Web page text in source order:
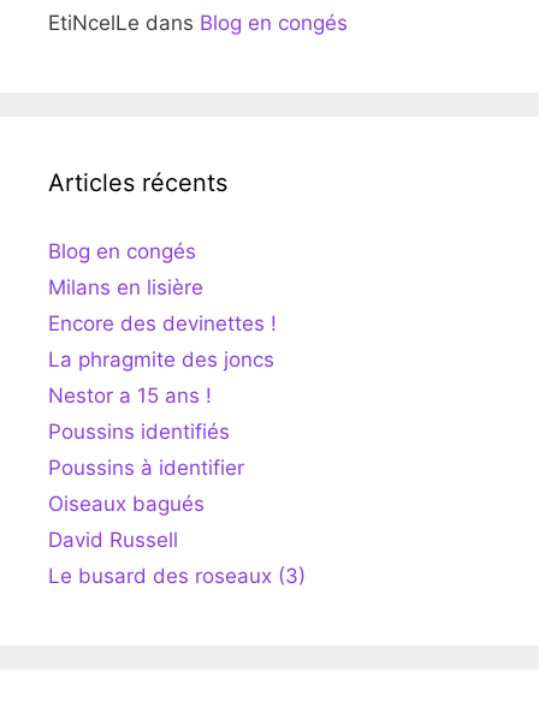
EtiNcelLe dans Blog en congés
Articles récents
Blog en congés
Milans en lisière
Encore des devinettes !
La phragmite des joncs
Nestor a 15 ans !
Poussins identifiés
Poussins à identifier
Oiseaux bagués
David Russell
Le busard des roseaux (3)